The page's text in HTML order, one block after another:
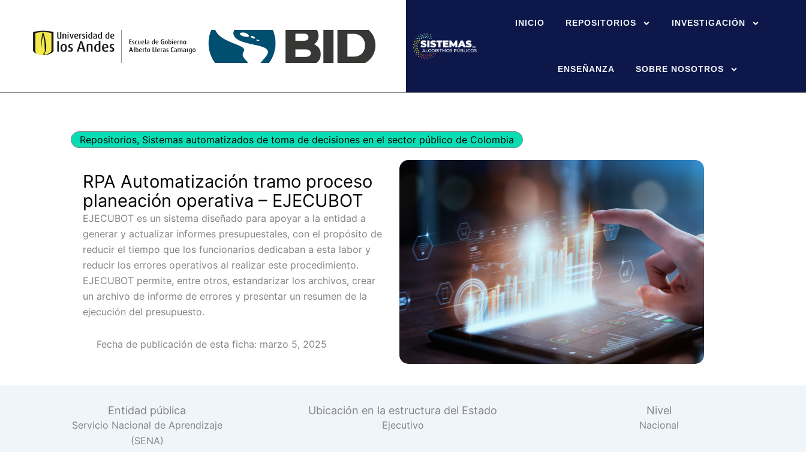
contenido
INICIO REPOSITORIOS INVESTIGACIÓN
ENSEÑANZA SOBRE NOSOTROS
Repositorios, Sistemas automatizados de toma de decisiones en el sector público de Colombia
RPA Automatización tramo proceso
planeación operativa – EJECUBOT
EJECUBOT es un sistema diseñado para apoyar a la entidad a
generar y actualizar informes presupuestales, con el propósito de
reducir el tiempo que los funcionarios dedicaban a esta labor y
reducir los errores operativos al realizar este procedimiento.
EJECUBOT permite, entre otros, estandarizar los archivos, crear
un archivo de informe de errores y presentar un resumen de la
ejecución del presupuesto.
Fecha de publicación de esta ficha: marzo 5, 2025
Entidad pública
Servicio Nacional de Aprendizaje
(SENA)
Ubicación en la estructura del Estado
Ejecutivo
Nivel
Nacional